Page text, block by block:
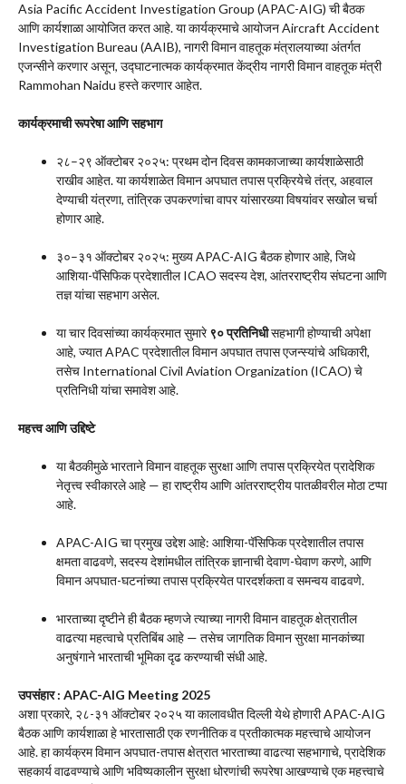
Asia Pacific Accident Investigation Group (APAC-AIG) ची बैठक
आणि कार्यशाळा आयोजित करत आहे. या कार्यक्रमाचे आयोजन Aircraft Accident
Investigation Bureau (AAIB), नागरी विमान वाहतूक मंत्रालयाच्या अंतर्गत
एजन्सीने करणार असून, उद्घाटनात्मक कार्यक्रमात केंद्रीय नागरी विमान वाहतूक मंत्री
Rammohan Naidu हस्ते करणार आहेत.
कार्यक्रमाची रूपरेषा आणि सहभाग
२८–२९ ऑक्टोबर २०२५: प्रथम दोन दिवस कामकाजाच्या कार्यशाळेसाठी
राखीव आहेत. या कार्यशाळेत विमान अपघात तपास प्रक्रियेचे तंत्र, अहवाल
देण्याची यंत्रणा, तांत्रिक उपकरणांचा वापर यांसारख्या विषयांवर सखोल चर्चा
होणार आहे.
३०–३१ ऑक्टोबर २०२५: मुख्य APAC-AIG बैठक होणार आहे, जिथे
आशिया-पॅसिफिक प्रदेशातील ICAO सदस्य देश, आंतरराष्ट्रीय संघटना आणि
तज्ञ यांचा सहभाग असेल.
या चार दिवसांच्या कार्यक्रमात सुमारे९० प्रतिनिधीसहभागी होण्याची अपेक्षा
आहे, ज्यात APAC प्रदेशातील विमान अपघात तपास एजन्स्यांचे अधिकारी,
तसेच International Civil Aviation Organization (ICAO) चे
प्रतिनिधी यांचा समावेश आहे.
महत्त्व आणि उद्दिष्टे
या बैठकीमुळे भारताने विमान वाहतूक सुरक्षा आणि तपास प्रक्रियेत प्रादेशिक
नेतृत्त्व स्वीकारले आहे — हा राष्ट्रीय आणि आंतरराष्ट्रीय पातळीवरील मोठा टप्पा
आहे.
APAC-AIG चा प्रमुख उद्देश आहे: आशिया-पॅसिफिक प्रदेशातील तपास
क्षमता वाढवणे, सदस्य देशांमधील तांत्रिक ज्ञानाची देवाण-घेवाण करणे, आणि
विमान अपघात-घटनांच्या तपास प्रक्रियेत पारदर्शकता व समन्वय वाढवणे.
भारताच्या दृष्टीने ही बैठक म्हणजे त्याच्या नागरी विमान वाहतूक क्षेत्रातील
वाढत्या महत्वाचे प्रतिबिंब आहे — तसेच जागतिक विमान सुरक्षा मानकांच्या
अनुषंगाने भारताची भूमिका दृढ करण्याची संधी आहे.
उपसंहार : APAC-AIG Meeting 2025
अशा प्रकारे, २८-३१ ऑक्टोबर २०२५ या कालावधीत दिल्ली येथे होणारी APAC-AIG
बैठक आणि कार्यशाळा हे भारतासाठी एक रणनीतिक व प्रतीकात्मक महत्त्वाचे आयोजन
आहे. हा कार्यक्रम विमान अपघात-तपास क्षेत्रात भारताच्या वाढत्या सहभागाचे, प्रादेशिक
सहकार्य वाढवण्याचे आणि भविष्यकालीन सुरक्षा धोरणांची रूपरेषा आखण्याचे एक महत्त्वाचे